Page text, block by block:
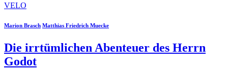
VELO
Marion Brasch Matthias Friedrich Muecke
Die irrtümlichen Abenteuer des Herrn
Godot